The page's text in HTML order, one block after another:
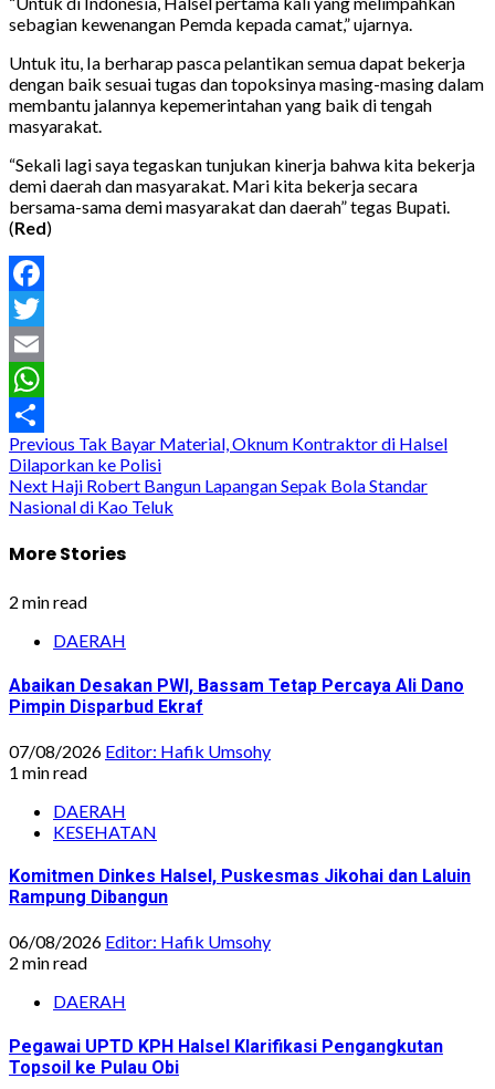
sebagian kewenangan Pemda kepada camat,” ujarnya.
Untuk itu, Ia berharap pasca pelantikan semua dapat bekerja
dengan baik sesuai tugas dan topoksinya masing-masing dalam
membantu jalannya kepemerintahan yang baik di tengah
masyarakat.
“Sekali lagi saya tegaskan tunjukan kinerja bahwa kita bekerja
demi daerah dan masyarakat. Mari kita bekerja secara
bersama-sama demi masyarakat dan daerah” tegas Bupati.
(Red)
Facebook
Twitter
Email
WhatsApp
Share
Post
navigation
Previous Tak Bayar Material, Oknum Kontraktor di Halsel
Dilaporkan ke Polisi
Next Haji Robert Bangun Lapangan Sepak Bola Standar
Nasional di Kao Teluk
More Stories
2 min read
DAERAH
Abaikan Desakan PWI, Bassam Tetap Percaya Ali Dano
Pimpin Disparbud Ekraf
07/08/2026 Editor: Hafik Umsohy
1 min read
DAERAH
KESEHATAN
Komitmen Dinkes Halsel, Puskesmas Jikohai dan Laluin
Rampung Dibangun
06/08/2026 Editor: Hafik Umsohy
2 min read
DAERAH
Pegawai UPTD KPH Halsel Klarifikasi Pengangkutan
Topsoil ke Pulau Obi